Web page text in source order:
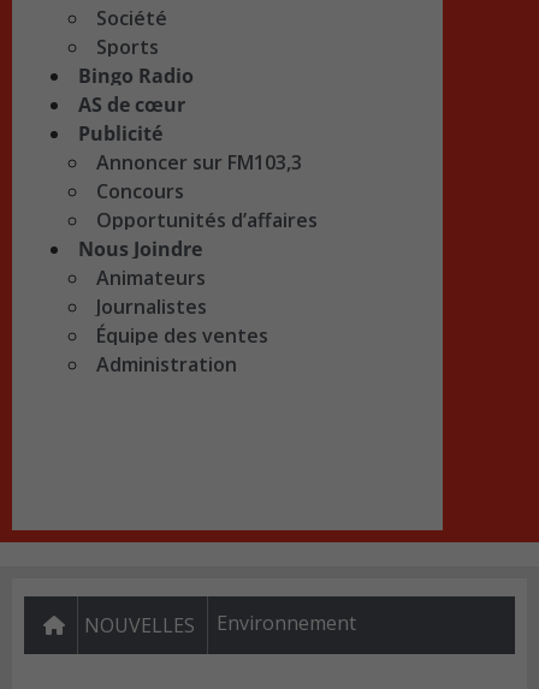
Société
Sports
Bingo Radio
AS de cœur
Publicité
Annoncer sur FM103,3
Concours
Opportunités d’affaires
Nous Joindre
Animateurs
Journalistes
Équipe des ventes
Administration
NOUVELLES Environnement